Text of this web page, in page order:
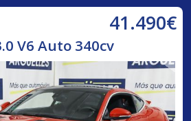
41.490€
V6 Auto 340cv